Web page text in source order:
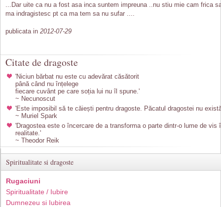
...Dar uite ca nu a fost asa inca suntem impreuna ..nu stiu mie cam frica
ma indragistesc pt ca ma tem sa nu sufar ....
publicata in 2012-07-29
Citate de dragoste
'Niciun bărbat nu este cu adevărat căsătorit
până când nu înțelege
fiecare cuvânt pe care soția lui nu îl spune.'
~ Necunoscut
'Este imposibil să te căiești pentru dragoste. Păcatul dragostei nu
~ Muriel Spark
'Dragostea este o încercare de a transforma o parte dintr-o lume de vis
realitate.'
~ Theodor Reik
Spiritualitate si dragoste
Rugaciuni
Spiritualitate / Iubire
Dumnezeu si Iubirea